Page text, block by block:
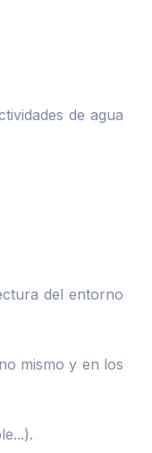
de agua
del entorno
mismo y en los